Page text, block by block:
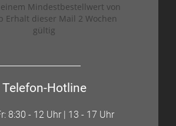
Mindestbestellwert von
Erhalt dieser Mail 2 Wochen
gültig
Telefon-Hotline
8:30 - 12 Uhr | 13 - 17 Uhr